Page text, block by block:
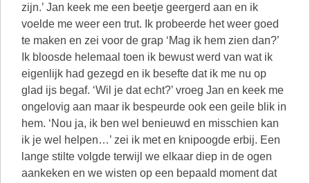
zijn.’ Jan keek me een beetje geergerd aan en ik
voelde me weer een trut. Ik probeerde het weer goed
te maken en zei voor de grap ‘Mag ik hem zien dan?’
Ik bloosde helemaal toen ik bewust werd van wat ik
eigenlijk had gezegd en ik besefte dat ik me nu op
glad ijs begaf. ‘Wil je dat echt?’ vroeg Jan en keek me
ongelovig aan maar ik bespeurde ook een geile blik in
hem. ‘Nou ja, ik ben wel benieuwd en misschien kan
ik je wel helpen…’ zei ik met en knipoogde erbij. Een
lange stilte volgde terwijl we elkaar diep in de ogen
aankeken en we wisten op een bepaald moment dat